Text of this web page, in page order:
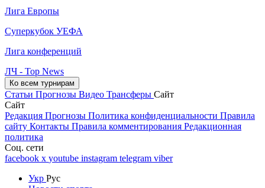
Лига Европы
Суперкубок УЕФА
Лига конференций
ЛЧ - Top News
Ко всем турнирам
Статьи Прогнозы Видео Трансферы Сайт
Сайт
Редакция Прогнозы Политика конфиденциальности Правила
сайту Контакты Правила комментирования Редакционная
политика
Соц. сети
facebook x youtube instagram telegram viber
Укр Рус